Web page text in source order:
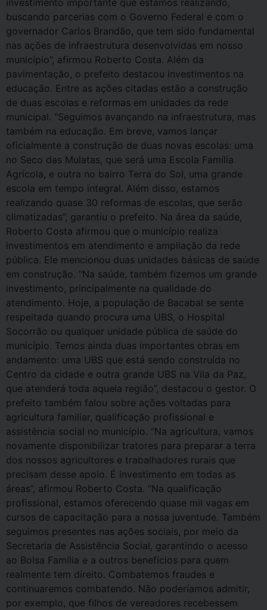
investimento importante que estamos realizando,
buscando parcerias com o Governo Federal e com o
governador Carlos Brandão, que tem sido fundamental
nas ações de infraestrutura desenvolvidas em nosso
município”, afirmou Roberto Costa. Além da
pavimentação, o prefeito destacou investimentos na
educação. Entre as ações citadas estão a construção
de duas escolas e reformas em unidades da rede
municipal. “Seguimos avançando na infraestrutura, mas
também na educação. Em breve, vamos lançar
oficialmente a construção de duas novas escolas: uma
no Seco das Mulatas, que será uma Escola Família
Agrícola, e outra no bairro Terra do Sol, uma grande
escola em tempo integral. Além disso, estamos
realizando quase 30 reformas de escolas, que serão
climatizadas”, garantiu o prefeito. Na área da saúde,
Roberto Costa afirmou que o município realiza
investimentos em atendimento e ampliação da rede
pública. Ele mencionou duas unidades básicas de saúde
em construção. “Na saúde, também fizemos um grande
investimento, principalmente na qualidade do
atendimento. Hoje, a população de Bacabal se sente
respeitada quando procura uma UBS, o Hospital
Socorrão ou qualquer unidade pública de saúde do
município. Temos ainda duas importantes obras em
andamento: uma UBS que está sendo construída no
Centro da cidade e outra grande UBS na Vila da Paz,
que atenderá toda aquela região”, destacou o gestor. O
prefeito também falou sobre ações voltadas para
agricultura familiar, qualificação profissional e
assistência social no município. “Na agricultura, vamos
novamente disponibilizar tratores para preparar a terra
dos nossos agricultores e trabalhadores rurais que
precisam desse apoio. É investimento em todas as
áreas”, afirmou Roberto Costa. “Na qualificação
profissional, estamos oferecendo quase mil vagas em
cursos de capacitação para a nossa juventude. Também
seguimos presentes nas ações sociais, por meio da
Secretaria de Assistência Social, garantindo o acesso
ao Bolsa Família e a outros benefícios para quem
realmente tem direito. Combatemos fraudes e
continuaremos combatendo. Não poderíamos admitir,
por exemplo, que filhos de vereadores recebessem